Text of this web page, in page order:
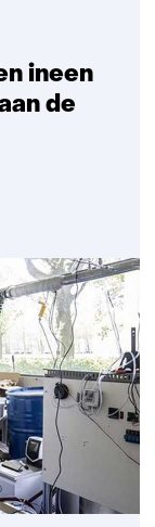
ineen
de